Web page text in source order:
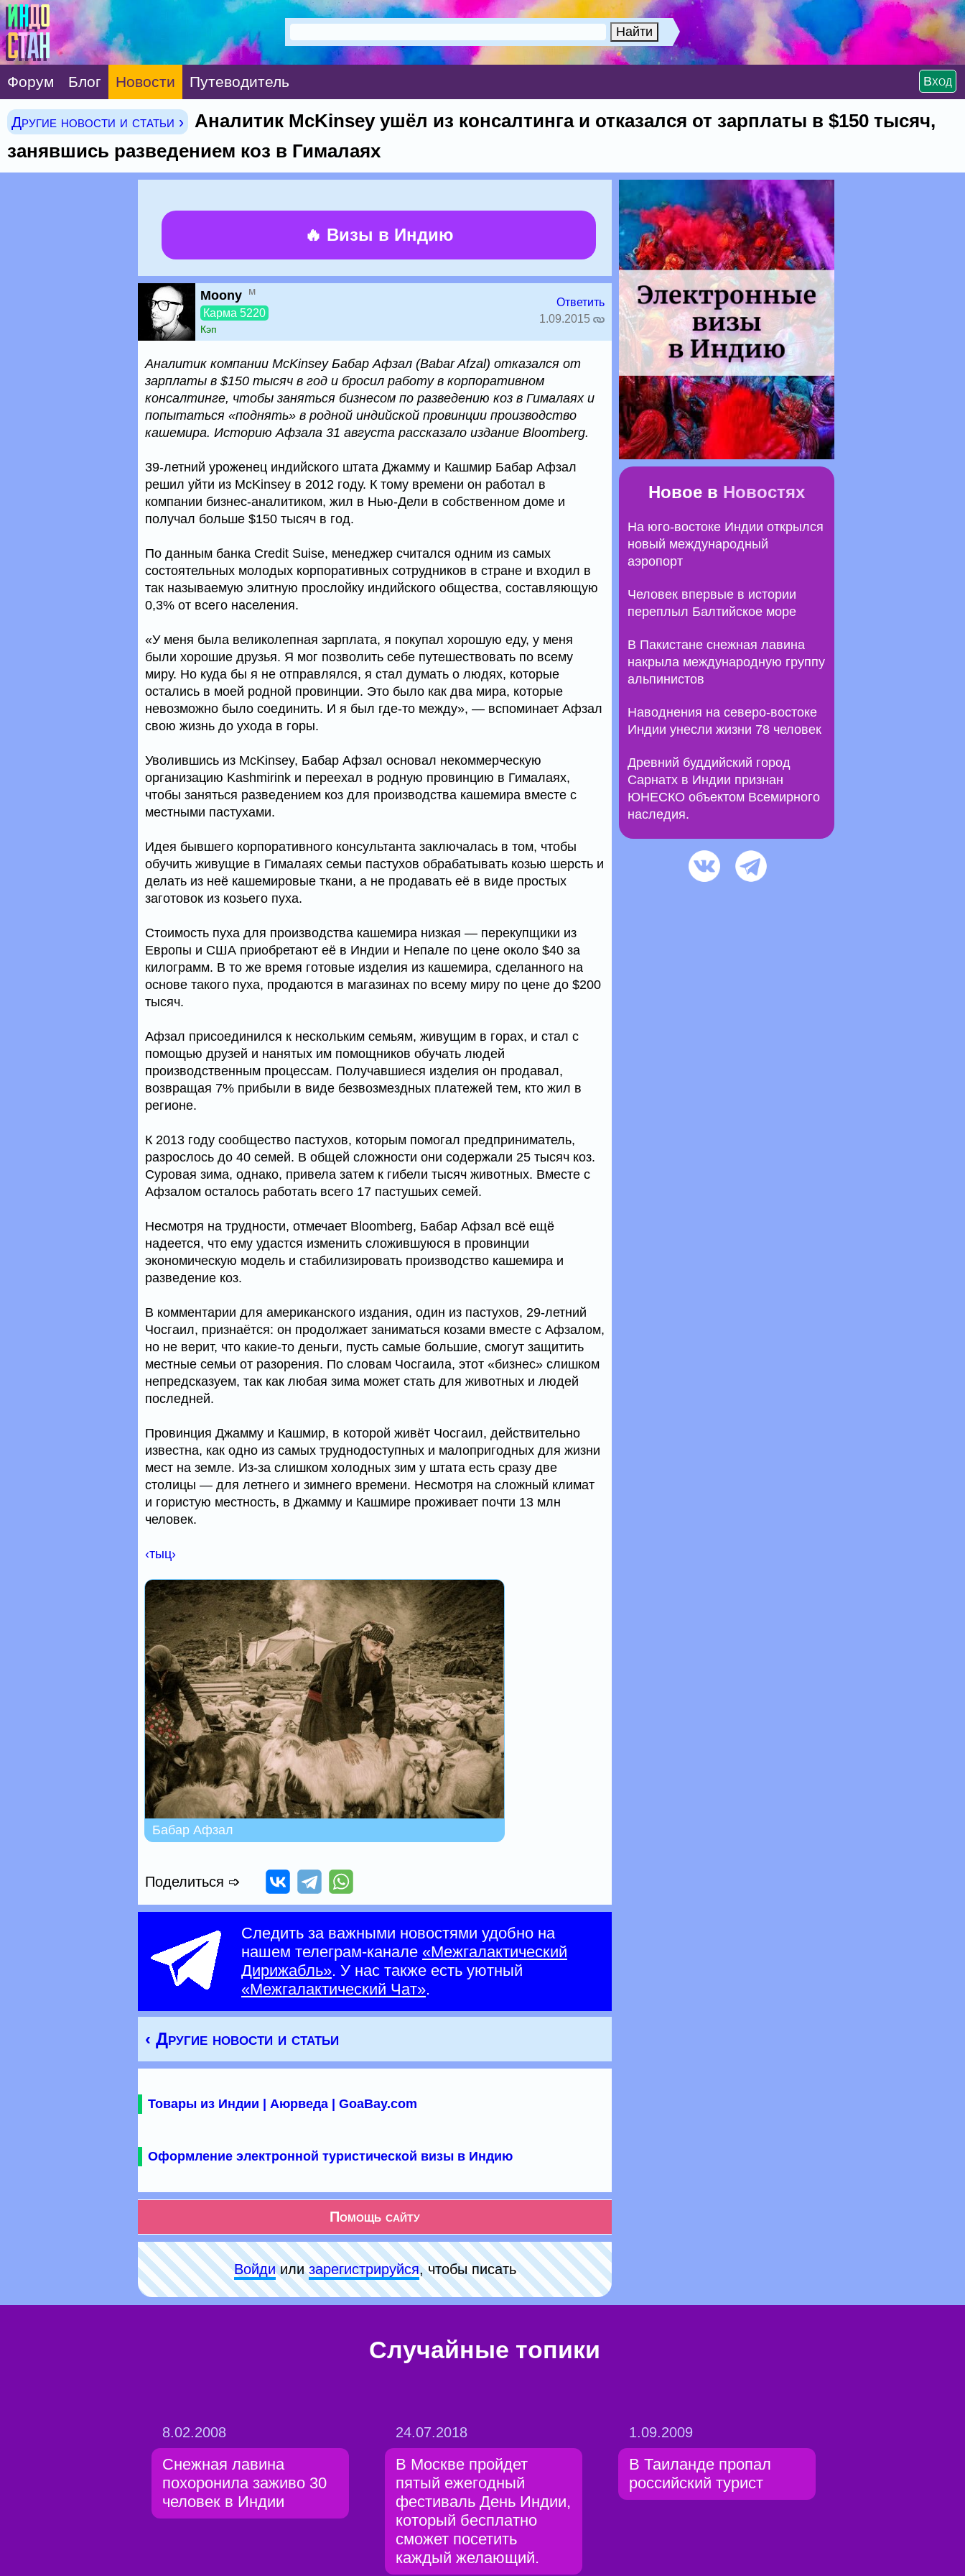
Форум Блог Новости Путеводитель Вход
Другие новости и статьи ›
Аналитик McKinsey ушёл из консалтинга и отказался от зарплаты в $150 тысяч,
занявшись разведением коз в Гималаях
🔥 Визы в Индию
Moony м
Карма 5220
Кэп
Ответить
1.09.2015
Аналитик компании McKinsey Бабар Афзал (Babar Afzal) отказался от
зарплаты в $150 тысяч в год и бросил работу в корпоративном
консалтинге, чтобы заняться бизнесом по разведению коз в Гималаях и
попытаться «поднять» в родной индийской провинции производство
кашемира. Историю Афзала 31 августа рассказало издание Bloomberg.
39-летний уроженец индийского штата Джамму и Кашмир Бабар Афзал
решил уйти из McKinsey в 2012 году. К тому времени он работал в
компании бизнес-аналитиком, жил в Нью-Дели в собственном доме и
получал больше $150 тысяч в год.
По данным банка Credit Suise, менеджер считался одним из самых
состоятельных молодых корпоративных сотрудников в стране и входил в
так называемую элитную прослойку индийского общества, составляющую
0,3% от всего населения.
«У меня была великолепная зарплата, я покупал хорошую еду, у меня
были хорошие друзья. Я мог позволить себе путешествовать по всему
миру. Но куда бы я не отправлялся, я стал думать о людях, которые
остались в моей родной провинции. Это было как два мира, которые
невозможно было соединить. И я был где-то между», — вспоминает Афзал
свою жизнь до ухода в горы.
Уволившись из McKinsey, Бабар Афзал основал некоммерческую
организацию Kashmirink и переехал в родную провинцию в Гималаях,
чтобы заняться разведением коз для производства кашемира вместе с
местными пастухами.
Идея бывшего корпоративного консультанта заключалась в том, чтобы
обучить живущие в Гималаях семьи пастухов обрабатывать козью шерсть и
делать из неё кашемировые ткани, а не продавать её в виде простых
заготовок из козьего пуха.
Стоимость пуха для производства кашемира низкая — перекупщики из
Европы и США приобретают её в Индии и Непале по цене около $40 за
килограмм. В то же время готовые изделия из кашемира, сделанного на
основе такого пуха, продаются в магазинах по всему миру по цене до $200
тысяч.
Афзал присоединился к нескольким семьям, живущим в горах, и стал с
помощью друзей и нанятых им помощников обучать людей
производственным процессам. Получавшиеся изделия он продавал,
возвращая 7% прибыли в виде безвозмездных платежей тем, кто жил в
регионе.
К 2013 году сообщество пастухов, которым помогал предприниматель,
разрослось до 40 семей. В общей сложности они содержали 25 тысяч коз.
Суровая зима, однако, привела затем к гибели тысяч животных. Вместе с
Афзалом осталось работать всего 17 пастушьих семей.
Несмотря на трудности, отмечает Bloomberg, Бабар Афзал всё ещё
надеется, что ему удастся изменить сложившуюся в провинции
экономическую модель и стабилизировать производство кашемира и
разведение коз.
В комментарии для американского издания, один из пастухов, 29-летний
Чосгаил, признаётся: он продолжает заниматься козами вместе с Афзалом,
но не верит, что какие-то деньги, пусть самые большие, смогут защитить
местные семьи от разорения. По словам Чосгаила, этот «бизнес» слишком
непредсказуем, так как любая зима может стать для животных и людей
последней.
Провинция Джамму и Кашмир, в которой живёт Чосгаил, действительно
известна, как одно из самых труднодоступных и малопригодных для жизни
мест на земле. Из-за слишком холодных зим у штата есть сразу две
столицы — для летнего и зимнего времени. Несмотря на сложный климат
и гористую местность, в Джамму и Кашмире проживает почти 13 млн
человек.
‹тыц›
Бабар Афзал
Поделиться ➩
Следить за важными новостями удобно на
нашем телеграм-канале «Межгалактический
Дирижабль». У нас также есть уютный
«Межгалактический Чат».
‹ Другие новости и статьи
Товары из Индии | Аюрведа | GoaBay.com
Оформление электронной туристической визы в Индию
Помощь сайту
Войдиилизарeгиcтpируйся, чтобы писать
Новое в Новостях
На юго-востоке Индии открылся
новый международный
аэропорт
Человек впервые в истории
переплыл Балтийское море
В Пакистане снежная лавина
накрыла международную группу
альпинистов
Наводнения на северо-востоке
Индии унесли жизни 78 человек
Древний буддийский город
Сарнатх в Индии признан
ЮНЕСКО объектом Всемирного
наследия.
Случайные топики
8.02.2008
Снежная лавина
похоронила заживо 30
человек в Индии
24.07.2018
В Москве пройдет
пятый ежегодный
фестиваль День Индии,
который бесплатно
сможет посетить
каждый желающий.
1.09.2009
В Таиланде пропал
российский турист